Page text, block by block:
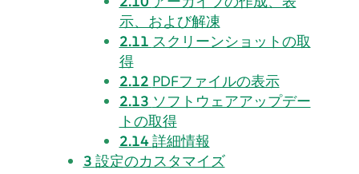
示、および解凍
2.11 スクリーンショットの取
得
2.12 PDFファイルの表示
2.13 ソフトウェアアップデー
トの取得
2.14詳細情報
3 設定のカスタマイズ